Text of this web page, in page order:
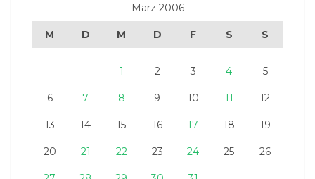
März 2006
M D M D F S S
1 2 3 4 5
6 7 8 9 10 11 12
13 14 15 16 17 18 19
20 21 22 23 24 25 26